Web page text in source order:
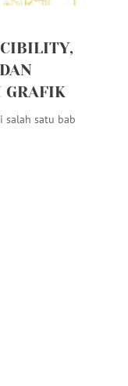
GRAFIK
salah satu bab